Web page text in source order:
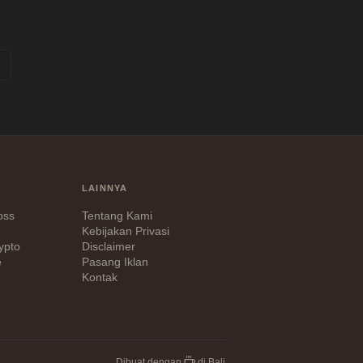
LAINNYA
Tentang Kami
Kebijakan Privasi
Disclaimer
Pasang Iklan
Kontak